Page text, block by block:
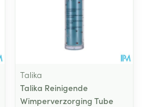
Talika
Talika Reinigende
Wimperverzorging Tube